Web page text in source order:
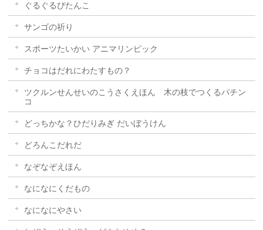
ぐるぐるぴたんこ
サンゴの祈り
スポーツたいかい アニマリンピック
チョコはだれにわたすもの？
ツクルンせんせいのこうさくえほん 木の枝でつくるパチン
コ
どっちかな？ひだりみぎ だいぼうけん
どろんこだれだ
なぞなぞえほん
なになにくだもの
なになにやさい